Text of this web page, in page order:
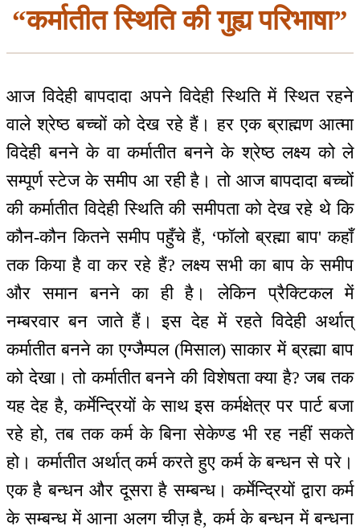
“कर्मातीत स्थिति की गुह्य परिभाषा”
आज विदेही बापदादा अपने विदेही स्थिति में स्थित रहने
वाले श्रेष्ठ बच्चों को देख रहे हैं। हर एक ब्राह्मण आत्मा
विदेही बनने के वा कर्मातीत बनने के श्रेष्ठ लक्ष्य को ले
सम्पूर्ण स्टेज के समीप आ रही है। तो आज बापदादा बच्चों
की कर्मातीत विदेही स्थिति की समीपता को देख रहे थे कि
कौन-कौन कितने समीप पहुँचे हैं, ‘फॉलो ब्रह्मा बाप' कहाँ
तक किया है वा कर रहे हैं? लक्ष्य सभी का बाप के समीप
और समान बनने का ही है। लेकिन प्रैक्टिकल में
नम्बरवार बन जाते हैं। इस देह में रहते विदेही अर्थात्
कर्मातीत बनने का एग्जैम्पल (मिसाल) साकार में ब्रह्मा बाप
को देखा। तो कर्मातीत बनने की विशेषता क्या है? जब तक
यह देह है, कर्मेन्द्रियों के साथ इस कर्मक्षेत्र पर पार्ट बजा
रहे हो, तब तक कर्म के बिना सेकेण्ड भी रह नहीं सकते
हो। कर्मातीत अर्थात् कर्म करते हुए कर्म के बन्धन से परे।
एक है बन्धन और दूसरा है सम्बन्ध। कर्मेन्द्रियों द्वारा कर्म
के सम्बन्ध में आना अलग चीज़ है, कर्म के बन्धन में बन्धना